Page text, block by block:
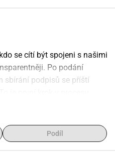
se cítí být spojeni s našimi
Po podání
sbírání podpisů se příští
aby práce nezačaly dříve,
nyní uhradila
se o náklady mohli
Podíl